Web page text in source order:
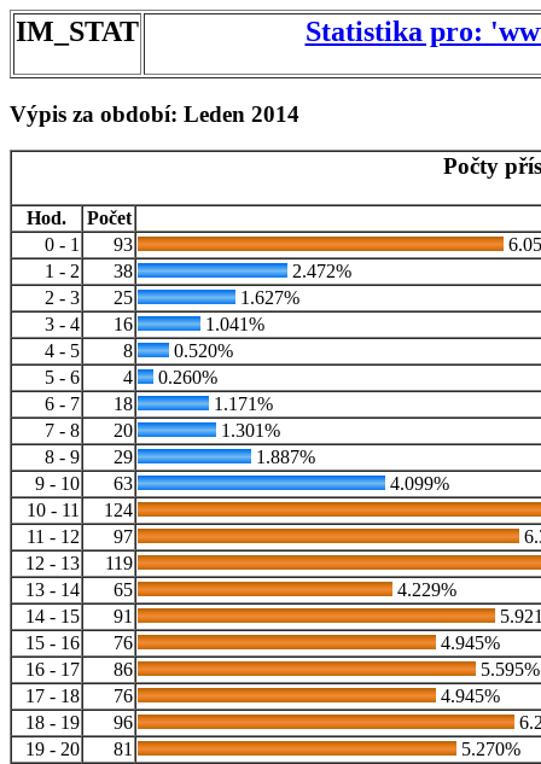
IM_STAT Statistika pro:
Výpis za období: Leden 2014
Počty
Hod.
Počet
0 - 1
93
1 - 2
38
2.472%
2 - 3
25
1.627%
3 - 4
16
1.041%
4 - 5
8
0.520%
5 - 6
4
0.260%
6 - 7
18
1.171%
7 - 8
20
1.301%
8 - 9
29
1.887%
9 - 10
63
4.099%
10 - 11
124
11 - 12
97
12 - 13
119
13 - 14
65
4.229%
14 - 15
91
15 - 16
76
4.945%
16 - 17
86
5.595%
17 - 18
76
4.945%
18 - 19
96
19 - 20
81
5.270%